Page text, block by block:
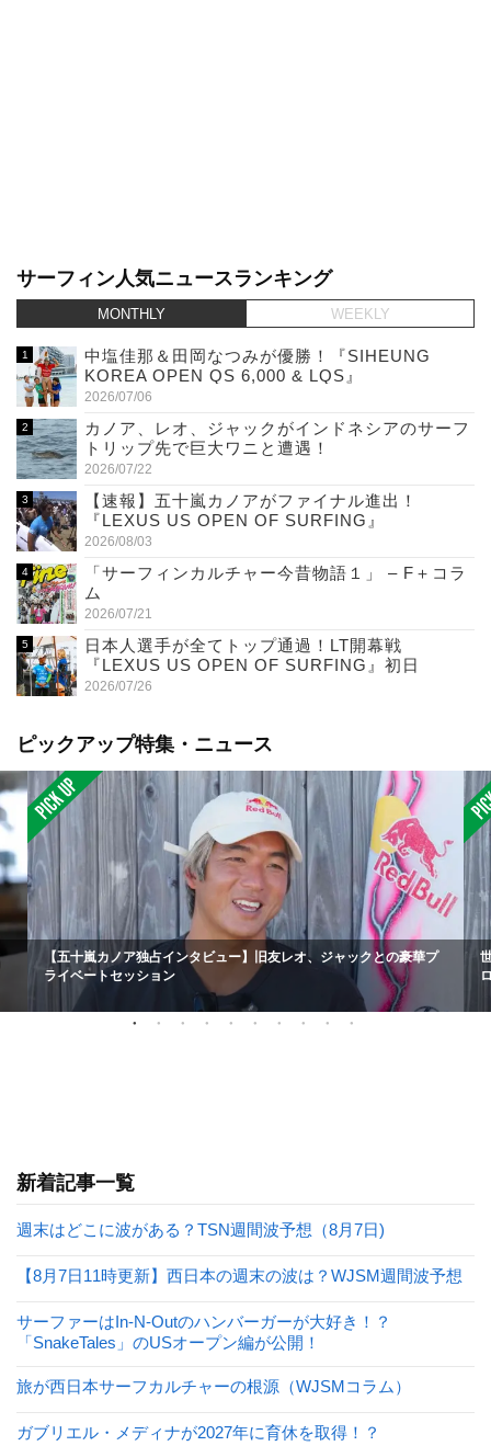
サーフィン人気ニュースランキング
MONTHLY WEEKLY
中塩佳那＆田岡なつみが優勝！『SIHEUNG
KOREA OPEN QS 6,000 & LQS』
2026/07/06
カノア、レオ、ジャックがインドネシアのサーフ
トリップ先で巨大ワニと遭遇！
2026/07/22
【速報】五十嵐カノアがファイナル進出！
『LEXUS US OPEN OF SURFING』
2026/08/03
「サーフィンカルチャー今昔物語１」 – F＋コラ
ム
2026/07/21
日本人選手が全てトップ通過！LT開幕戦
『LEXUS US OPEN OF SURFING』初日
2026/07/26
ピックアップ特集・ニュース
【五十嵐カノア独占インタビュー】旧友レオ、ジャックとの豪華プ
ライベートセッション
新着記事一覧
週末はどこに波がある？TSN週間波予想（8月7日)
【8月7日11時更新】西日本の週末の波は？WJSM週間波予想
サーファーはIn-N-Outのハンバーガーが大好き！？
「SnakeTales」のUSオープン編が公開！
旅が西日本サーフカルチャーの根源（WJSMコラム）
ガブリエル・メディナが2027年に育休を取得！？